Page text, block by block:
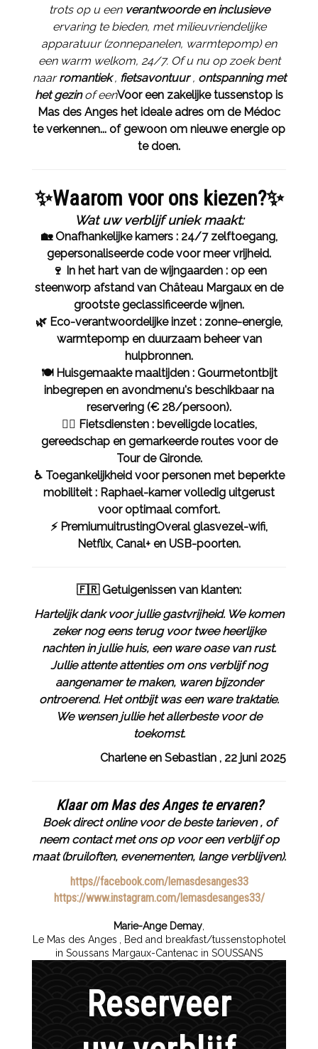
trots op u een verantwoorde en inclusieve
ervaring te bieden, met milieuvriendelijke
apparatuur (zonnepanelen, warmtepomp) en
een warm welkom, 24/7. Of u nu op zoek bent
naarromantiek, fietsavontuur, ontspanning met
het gezinof eenVoor een zakelijke tussenstop is
Mas des Anges het ideale adres om de Médoc
te verkennen... of gewoon om nieuwe energie op
te doen.
✨Waarom voor ons kiezen?✨
Wat uw verblijf uniek maakt:
🏡 Onafhankelijke kamers : 24/7 zelftoegang,
gepersonaliseerde code voor meer vrijheid.
🍷 In het hart van de wijngaarden : op een
steenworp afstand van Château Margaux en de
grootste geclassificeerde wijnen.
🌿 Eco-verantwoordelijke inzet : zonne-energie,
warmtepomp en duurzaam beheer van
hulpbronnen.
🍽️ Huisgemaakte maaltijden : Gourmetontbijt
inbegrepen en avondmenu's beschikbaar na
reservering (€ 28/persoon).
🚴‍♂️ Fietsdiensten : beveiligde locaties,
gereedschap en gemarkeerde routes voor de
Tour de Gironde.
♿ Toegankelijkheid voor personen met beperkte
mobiliteit : Raphael-kamer volledig uitgerust
voor optimaal comfort.
⚡ PremiumuitrustingOveral glasvezel-wifi,
Netflix, Canal+ en USB-poorten.
🇫🇷 Getuigenissen van klanten:
Hartelijk dank voor jullie gastvrijheid. We komen
zeker nog eens terug voor twee heerlijke
nachten in jullie huis, een ware oase van rust.
Jullie attente attenties om ons verblijf nog
aangenamer te maken, waren bijzonder
ontroerend. Het ontbijt was een ware traktatie.
We wensen jullie het allerbeste voor de
toekomst.
Charlene en Sebastian , 22 juni 2025
Klaar om Mas des Anges te ervaren?
Boek direct online voor de beste tarieven , of
neem contact met ons op voor een verblijf op
maat (bruiloften, evenementen, lange verblijven).
https//facebook.com/lemasdesanges33
https://www.instagram.com/lemasdesanges33/
Marie-Ange Demay
Le Mas des Anges
, Bed and breakfast/tussenstophotel
in Soussans Margaux-Cantenac in SOUSSANS
Reserveer